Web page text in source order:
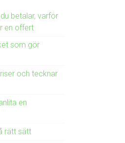
betalar, varför
en offert
som gör
och tecknar
en
rätt sätt